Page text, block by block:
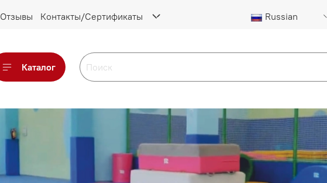
Отзывы Контакты/Сертификаты Russian
Каталог